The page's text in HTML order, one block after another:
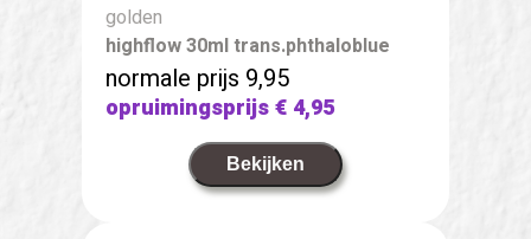
golden
highflow 30ml trans.phthaloblue
normale prijs 9,95
opruimingsprijs€ 4,95
Bekijken